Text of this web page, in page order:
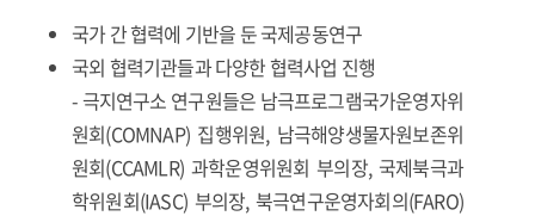
국가 간 협력에 기반을 둔 국제공동연구
국외 협력기관들과 다양한 협력사업 진행
- 극지연구소 연구원들은 남극프로그램국가운영자위
원회(COMNAP) 집행위원, 남극해양생물자원보존위
원회(CCAMLR) 과학운영위원회 부의장, 국제북극과
학위원회(IASC) 부의장, 북극연구운영자회의(FARO)